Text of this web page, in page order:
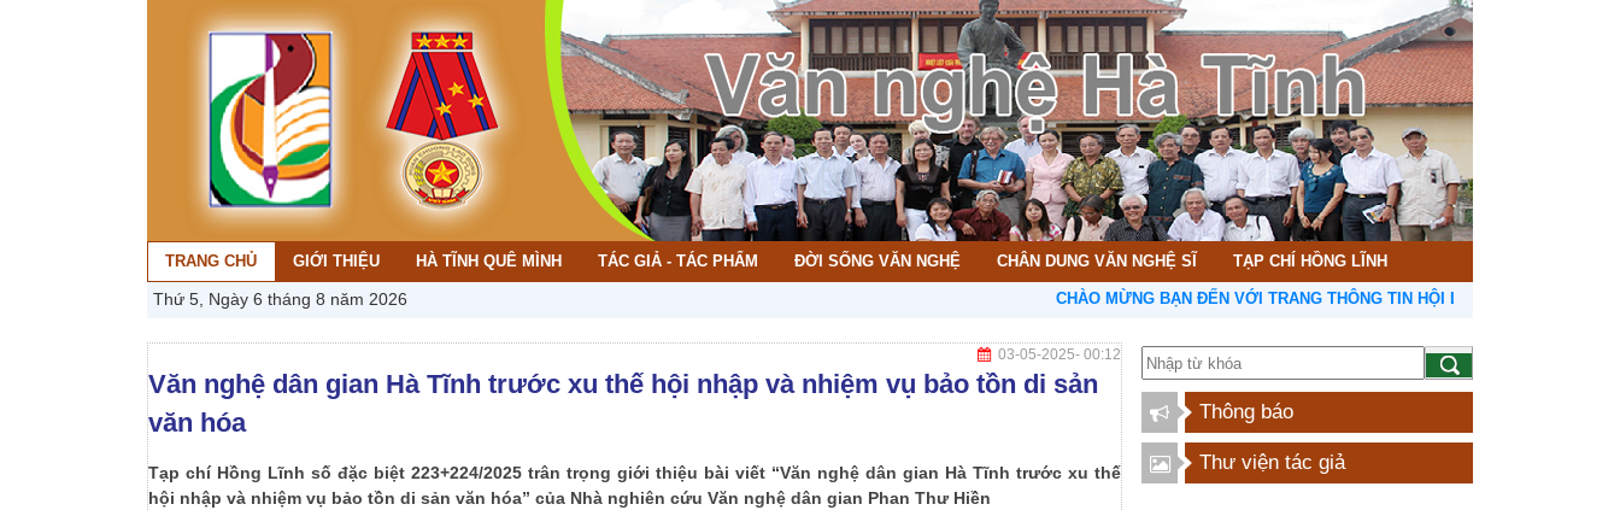
TRANG CHỦ GIỚI THIỆU HÀ TĨNH QUÊ MÌNH TÁC GIẢ - TÁC PHẨM ĐỜI SỐNG VĂN NGHỆ CHÂN DUNG VĂN NGHỆ SĨ TẠP CHÍ HỒNG LĨNH
Thứ 5, Ngày 6 tháng 8 năm 2026 CHÀO MỪNG BẠN ĐẾN VỚI TRANG THÔNG TIN HỘI LIÊN HIỆP VĂN HỌC NGHỆ
03-05-2025- 00:12
Văn nghệ dân gian Hà Tĩnh trước xu thế hội nhập và nhiệm vụ bảo tồn di sản
văn hóa
Tạp chí Hồng Lĩnh số đặc biệt 223+224/2025 trân trọng giới thiệu bài viết “Văn nghệ dân gian Hà Tĩnh trước xu thế
hội nhập và nhiệm vụ bảo tồn di sản văn hóa” của Nhà nghiên cứu Văn nghệ dân gian Phan Thư Hiền
Thông báo
Thư viện tác giả